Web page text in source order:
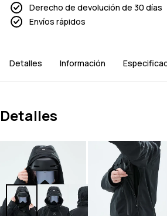
Derecho de devolución de 30 días
Envíos rápidos
Detalles Información
Detalles